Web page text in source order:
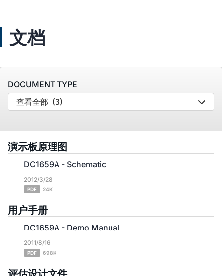
文档
DOCUMENT TYPE
查看全部 (3)
演示板原理图
DC1659A - Schematic
2012/3/28
PDF 24K
用户手册
DC1659A - Demo Manual
2011/8/16
PDF 698K
评估设计文件